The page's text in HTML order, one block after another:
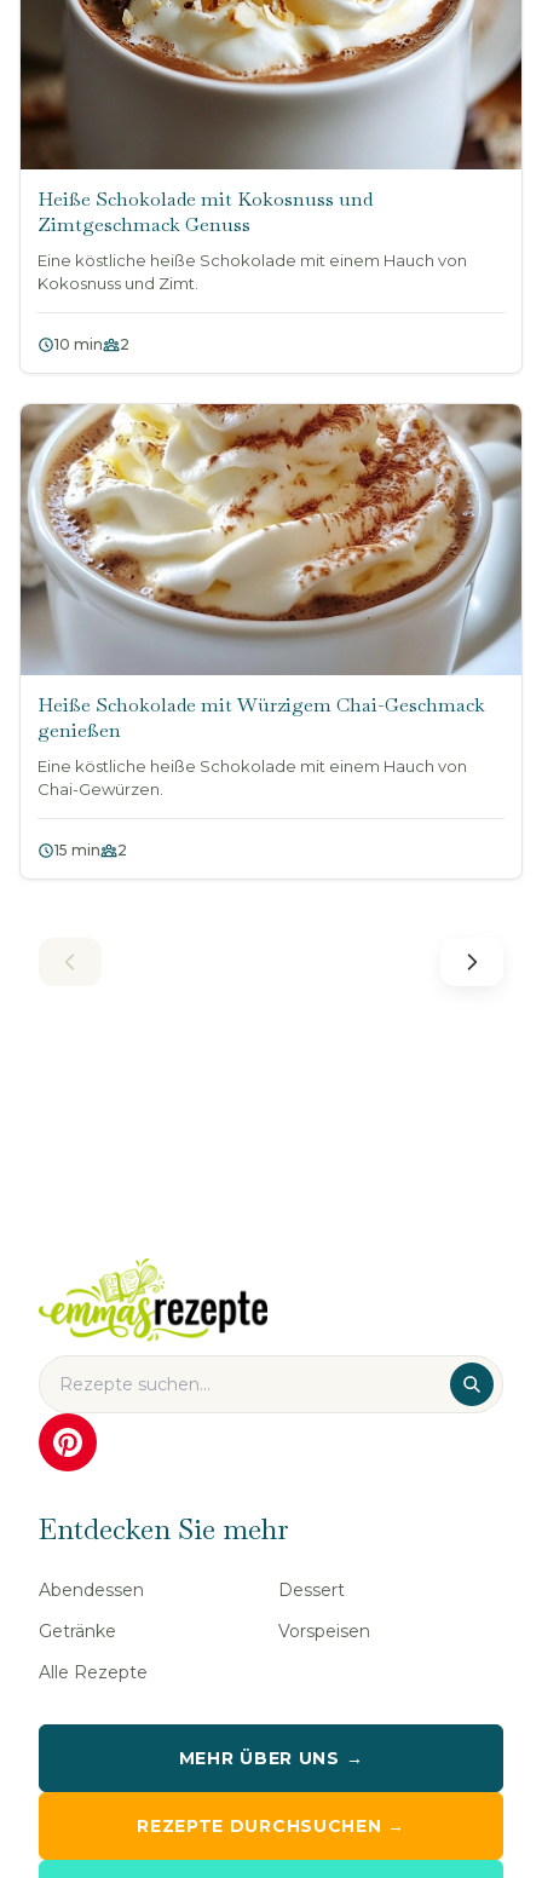
Heiße Schokolade mit Kokosnuss und
Zimtgeschmack Genuss
Eine köstliche heiße Schokolade mit einem Hauch von
Kokosnuss und Zimt.
10 min 2
Heiße Schokolade mit Würzigem Chai-Geschmack
genießen
Eine köstliche heiße Schokolade mit einem Hauch von
Chai-Gewürzen.
15 min 2
Entdecken Sie mehr
Abendessen
Dessert
Getränke
Vorspeisen
Alle Rezepte
MEHR ÜBER UNS →
REZEPTE DURCHSUCHEN →